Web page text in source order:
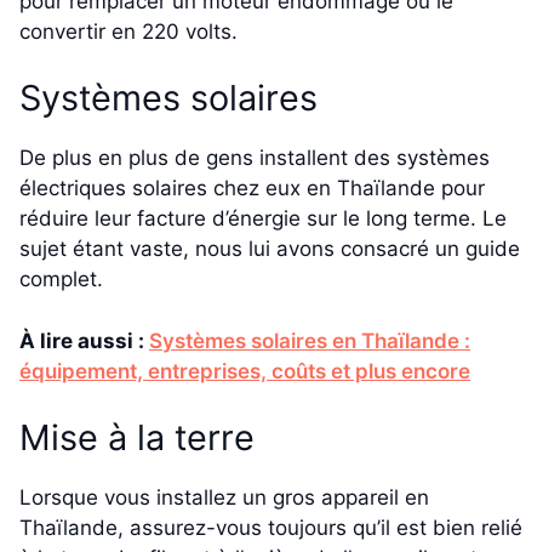
convertir en 220 volts.
Systèmes solaires
De plus en plus de gens installent des systèmes
électriques solaires chez eux en Thaïlande pour
réduire leur facture d’énergie sur le long terme. Le
sujet étant vaste, nous lui avons consacré un guide
complet.
À lire aussi : Systèmes solaires en Thaïlande :
équipement, entreprises, coûts et plus encore
Mise à la terre
Lorsque vous installez un gros appareil en
Thaïlande, assurez-vous toujours qu’il est bien relié